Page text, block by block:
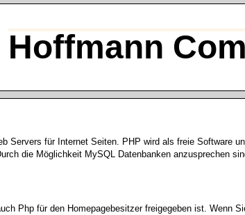
Hoffmann
Servers für Internet Seiten. PHP wird als freie Software
die Möglichkeit MySQL Datenbanken anzusprechen
Php für den Homepagebesitzer freigegeben ist. Wenn